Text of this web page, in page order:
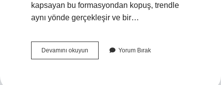
kapsayan bu formasyondan kopuş, trendle
aynı yönde gerçekleşir ve bir…
Devamını okuyun
Onayı
Yorum Bırak